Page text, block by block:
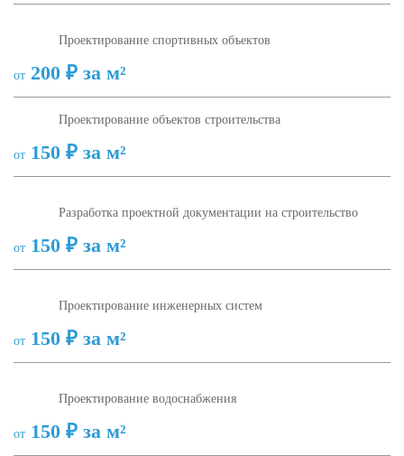
Проектирование спортивных объектов
от 200 ₽ за м²
Проектирование объектов строительства
от 150 ₽ за м²
Разработка проектной документации на строительство
от 150 ₽ за м²
Проектирование инженерных систем
от 150 ₽ за м²
Проектирование водоснабжения
от 150 ₽ за м²